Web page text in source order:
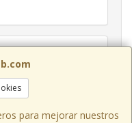
para mejorar nuestros